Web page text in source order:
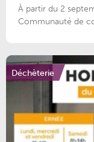
À partir du 2
Communauté de
Déchèterie